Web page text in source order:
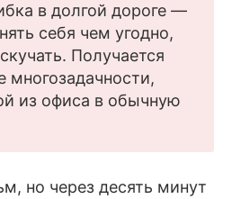
в долгой дороге —
себя чем угодно,
Получается
многозадачности,
из офиса в обычную
но через десять минут